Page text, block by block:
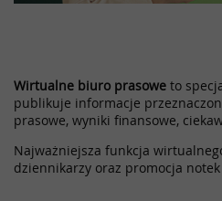
Wirtualne biuro prasowe to
publikuje informacje
prasowe, wyniki finansowe,
Najważniejsza funkcja
dziennikarzy oraz promocja